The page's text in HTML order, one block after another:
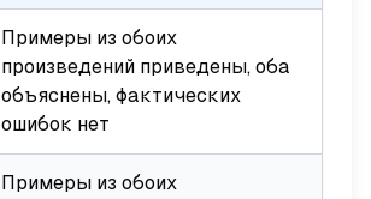
Примеры из обоих
произведений приведены, оба
объяснены, фактических
ошибок нет
Примеры из обоих